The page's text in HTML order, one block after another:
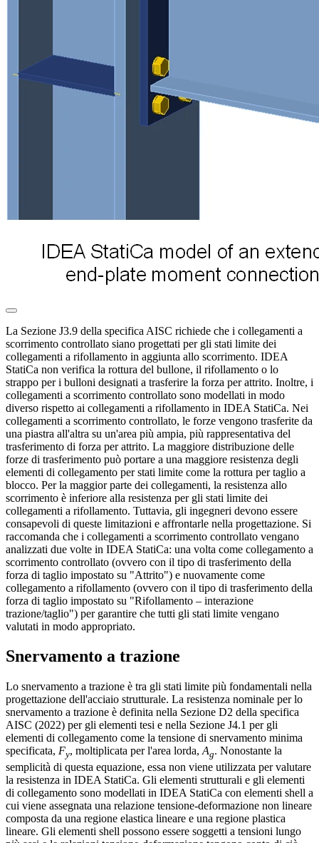
La Sezione J3.9 della specifica AISC richiede che i collegamenti a
scorrimento controllato siano progettati per gli stati limite dei
collegamenti a rifollamento in aggiunta allo scorrimento. IDEA
StatiCa non verifica la rottura del bullone, il rifollamento o lo
strappo per i bulloni designati a trasferire la forza per attrito. Inoltre, i
collegamenti a scorrimento controllato sono modellati in modo
diverso rispetto ai collegamenti a rifollamento in IDEA StatiCa. Nei
collegamenti a scorrimento controllato, le forze vengono trasferite da
una piastra all'altra su un'area più ampia, più rappresentativa del
trasferimento di forza per attrito. La maggiore distribuzione delle
forze di trasferimento può portare a una maggiore resistenza degli
elementi di collegamento per stati limite come la rottura per taglio a
blocco. Per la maggior parte dei collegamenti, la resistenza allo
scorrimento è inferiore alla resistenza per gli stati limite dei
collegamenti a rifollamento. Tuttavia, gli ingegneri devono essere
consapevoli di queste limitazioni e affrontarle nella progettazione. Si
raccomanda che i collegamenti a scorrimento controllato vengano
analizzati due volte in IDEA StatiCa: una volta come collegamento a
scorrimento controllato (ovvero con il tipo di trasferimento della
forza di taglio impostato su "Attrito") e nuovamente come
collegamento a rifollamento (ovvero con il tipo di trasferimento della
forza di taglio impostato su "Rifollamento – interazione
trazione/taglio") per garantire che tutti gli stati limite vengano
valutati in modo appropriato.
Snervamento a trazione
Lo snervamento a trazione è tra gli stati limite più fondamentali nella
progettazione dell'acciaio strutturale. La resistenza nominale per lo
snervamento a trazione è definita nella Sezione D2 della specifica
AISC (2022) per gli elementi tesi e nella Sezione J4.1 per gli
elementi di collegamento come la tensione di snervamento minima
specificata, Fy, moltiplicata per l'area lorda, Ag. Nonostante la
semplicità di questa equazione, essa non viene utilizzata per valutare
la resistenza in IDEA StatiCa. Gli elementi strutturali e gli elementi
di collegamento sono modellati in IDEA StatiCa con elementi shell a
cui viene assegnata una relazione tensione-deformazione non lineare
composta da una regione elastica lineare e una regione plastica
lineare. Gli elementi shell possono essere soggetti a tensioni lungo